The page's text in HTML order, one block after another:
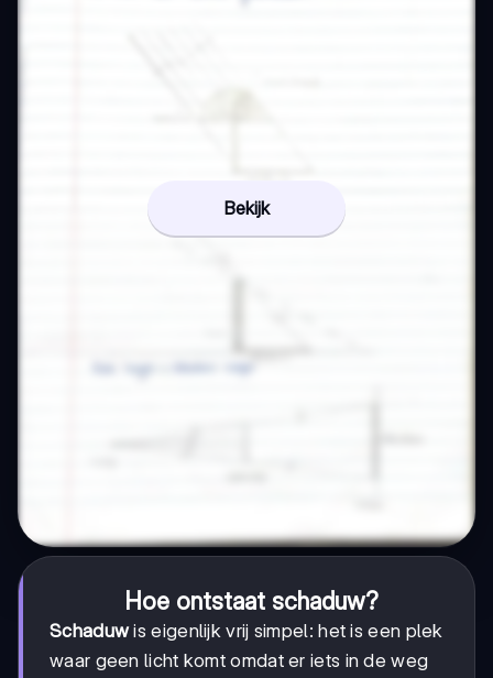
Bekijk
Hoe ontstaat schaduw?
Schaduwis eigenlijk vrij simpel: het is een plek
waar geen licht komt omdat er iets in de weg